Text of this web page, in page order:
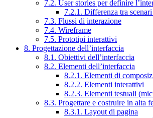
7.2. User stories per definire
7.2.1. Differenza tra scenari
7.3. Flussi di interazione
7.4. Wireframe
7.5. Prototipi interattivi
8. Progettazione dell’interfaccia
8.1. Obiettivi dell’interfaccia
8.2. Elementi dell’interfaccia
8.2.1. Elementi di
8.2.2. Elementi interattivi
8.2.3. Elementi testuali
8.3. Progettare e costruire in alta
8.3.1. Layout di pagina